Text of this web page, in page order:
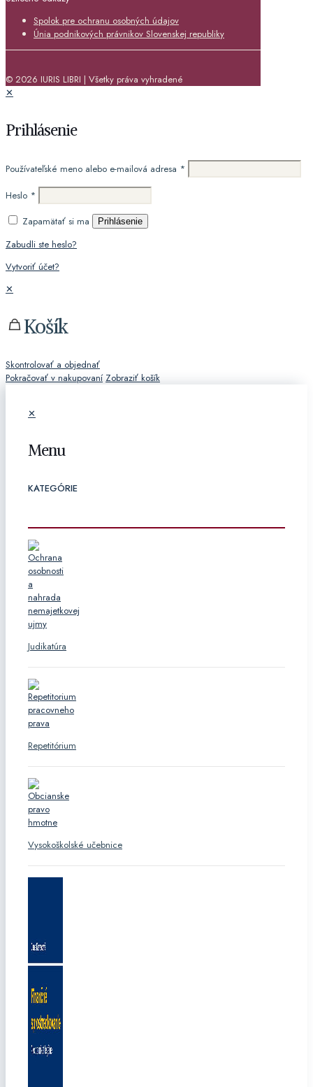
Spolok pre ochranu osobných údajov
Únia podnikových právnikov Slovenskej republiky
© 2026 IURIS LIBRI | Všetky práva vyhradené
✕
Prihlásenie
Používateľské meno alebo e-mailová adresa *
Heslo *
Zapamätať si ma
Prihlásenie
Zabudli ste heslo?
Vytvoriť účet?
✕
Košík
Skontrolovať a objednať
Pokračovať v nakupovaní Zobraziť košík
✕
Menu
KATEGÓRIE
Judikatúra
Repetitórium
Vysokoškolské učebnice